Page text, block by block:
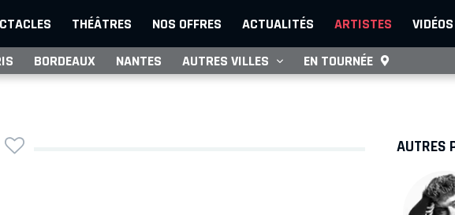
THÉÂTRES NOS OFFRES ACTUALITÉS ARTISTES VIDÉOS
BORDEAUX NANTES AUTRES VILLES EN TOURNÉE
AUTRES